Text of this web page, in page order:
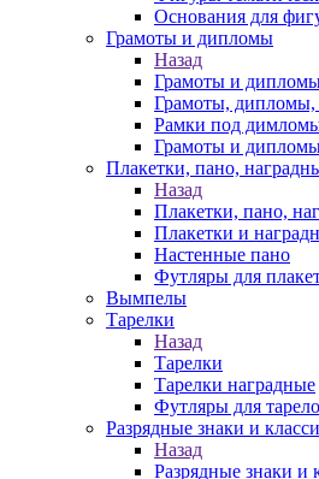
Основания для
Грамоты и дипломы
Назад
Грамоты и
Грамоты, дипломы,
Рамки под
Грамоты и дипломы
Плакетки, пано,
Назад
Плакетки, пано,
Плакетки и
Настенные пано
Футляры для
Вымпелы
Тарелки
Назад
Тарелки
Тарелки наградные
Футляры для
Разрядные знаки и
Назад
Разрядные знаки и